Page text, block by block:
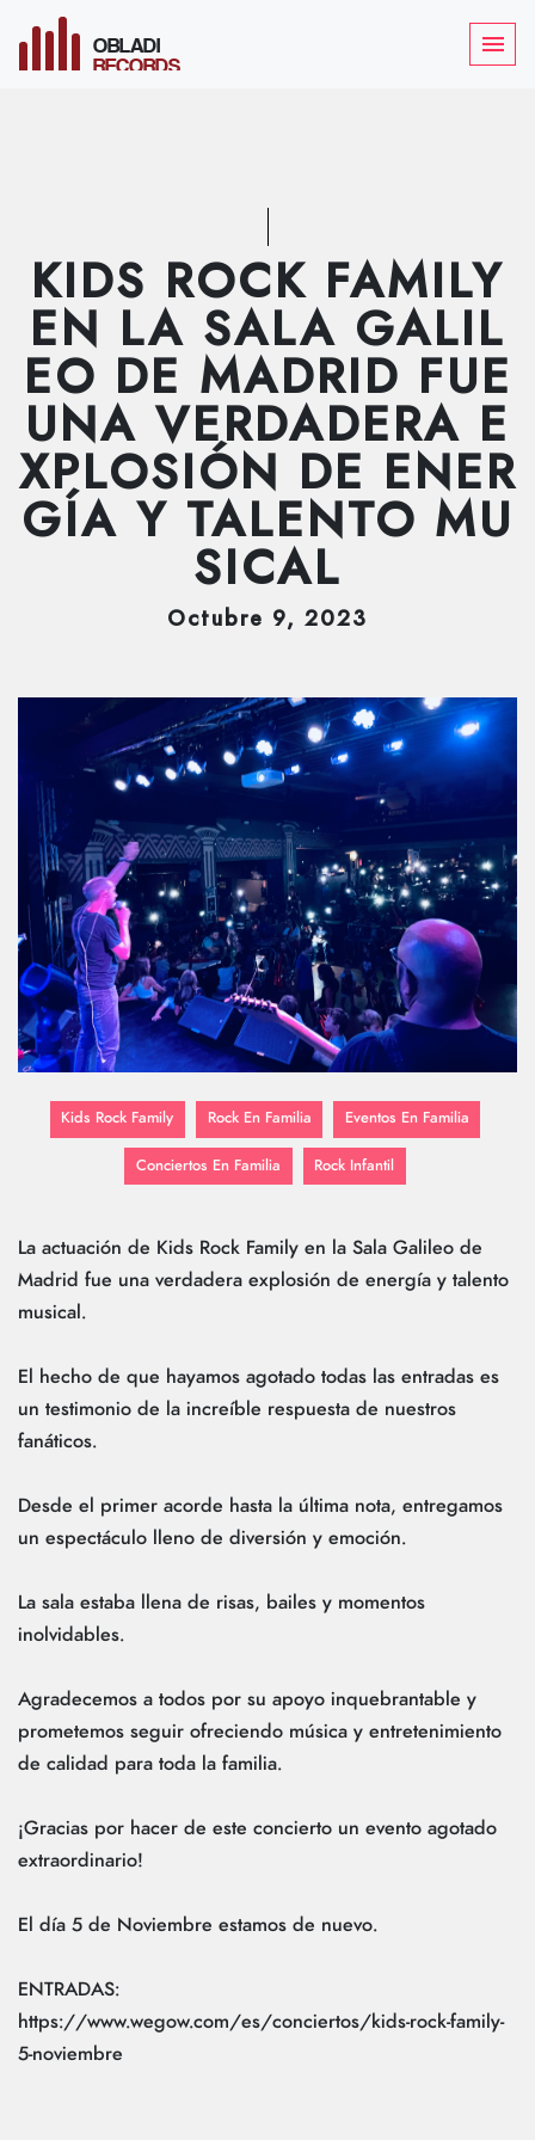
OBLADI
RECORDS
menu
KIDS ROCK FAMILY
EN LA SALA GALIL
EO DE MADRID FUE
UNA VERDADERA E
XPLOSIÓN DE ENER
GÍA Y TALENTO MU
SICAL
Octubre 9, 2023
Kids Rock Family Rock En Familia Eventos En Familia
Conciertos En Familia Rock Infantil
La actuación de Kids Rock Family en la Sala Galileo de
Madrid fue una verdadera explosión de energía y talento
musical.
El hecho de que hayamos agotado todas las entradas es
un testimonio de la increíble respuesta de nuestros
fanáticos.
Desde el primer acorde hasta la última nota, entregamos
un espectáculo lleno de diversión y emoción.
La sala estaba llena de risas, bailes y momentos
inolvidables.
Agradecemos a todos por su apoyo inquebrantable y
prometemos seguir ofreciendo música y entretenimiento
de calidad para toda la familia.
¡Gracias por hacer de este concierto un evento agotado
extraordinario!
El día 5 de Noviembre estamos de nuevo.
ENTRADAS:
https://www.wegow.com/es/conciertos/kids-rock-family-
5-noviembre